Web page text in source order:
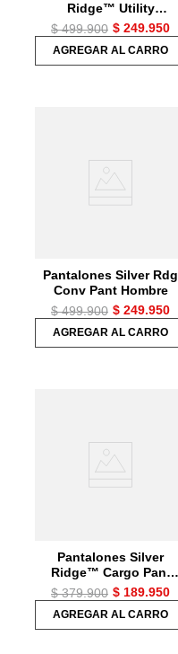
Ridge™ Utility
Convertible Pant Para
Hombre
$ 499.900 $ 249.950
AGREGAR AL CARRO
Pantalones Silver Rdg
Conv Pant Hombre
$ 499.900 $ 249.950
AGREGAR AL CARRO
Pantalones Silver
Ridge™ Cargo Pant
Para Hombre
$ 379.900 $ 189.950
AGREGAR AL CARRO